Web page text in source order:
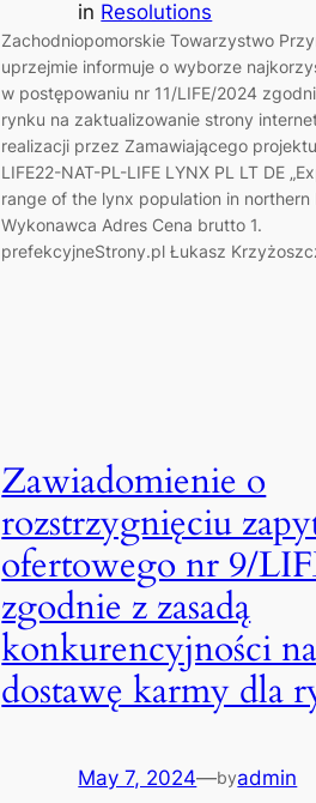
in Resolutions
Zachodniopomorskie Towarzystwo
uprzejmie informuje o wyborze
w postępowaniu nr 11/LIFE/2024
rynku na zaktualizowanie strony
realizacji przez Zamawiającego
LIFE22-NAT-PL-LIFE LYNX PL LT DE
range of the lynx population in northern
Wykonawca Adres Cena brutto 1.
prefekcyjneStrony.pl Łukasz
Zawiadomienie o
rozstrzygnięciu
ofertowego nr 9/
zgodnie z zasadą
konkurencyjności na
dostawę karmy dla
May 7, 2024—byadmin